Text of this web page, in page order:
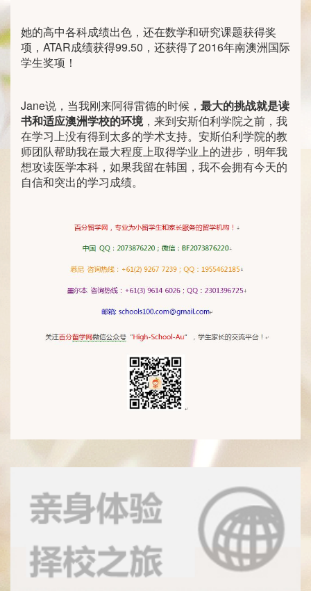
她的高中各科成绩出色，还在数学和研究课题获得奖
项，ATAR成绩获得99.50，还获得了2016年南澳洲国际
学生奖项！
Jane说，当我刚来阿得雷德的时候， 最大的挑战就是读
书和适应澳洲学校的环境，来到安斯伯利学院之前，我
在学习上没有得到太多的学术支持。安斯伯利学院的教
师团队帮助我在最大程度上取得学业上的进步，明年我
想攻读医学本科，如果我留在韩国，我不会拥有今天的
自信和突出的学习成绩。